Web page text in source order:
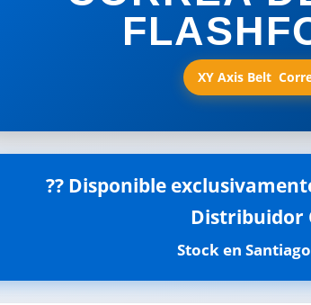
XY Axis Belt 
?? Disponible
Distribuidor
Stock en